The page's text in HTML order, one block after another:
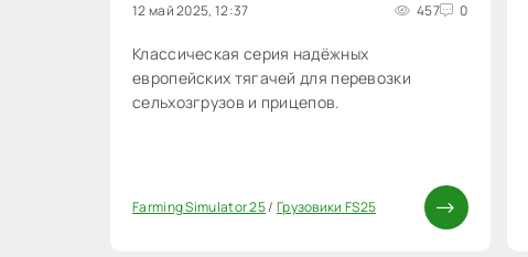
12 май 2025, 12:37 457 0
Классическая серия надёжных
европейских тягачей для перевозки
сельхозгрузов и прицепов.
Farming Simulator 25/ Грузовики FS25
0